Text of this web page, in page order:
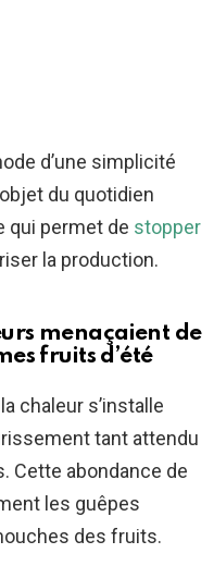
d’une simplicité
du quotidien
qui permet de stopper
la production.
menaçaient de
fruits d’été
chaleur s’installe
tant attendu
Cette abondance de
les guêpes
des fruits.